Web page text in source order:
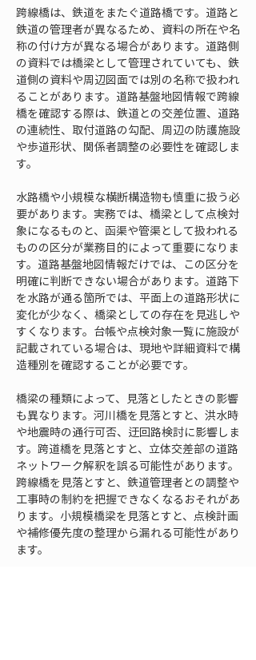
跨線橋は、鉄道をまたぐ道路橋です。道路と
鉄道の管理者が異なるため、資料の所在や名
称の付け方が異なる場合があります。道路側
の資料では橋梁として管理されていても、鉄
道側の資料や周辺図面では別の名称で扱われ
ることがあります。道路基盤地図情報で跨線
橋を確認する際は、鉄道との交差位置、道路
の連続性、取付道路の勾配、周辺の防護施設
や歩道形状、関係者調整の必要性を確認しま
す。
水路橋や小規模な横断構造物も慎重に扱う必
要があります。実務では、橋梁として点検対
象になるものと、函渠や管渠として扱われる
ものの区分が業務目的によって重要になりま
す。道路基盤地図情報だけでは、この区分を
明確に判断できない場合があります。道路下
を水路が通る箇所では、平面上の道路形状に
変化が少なく、橋梁としての存在を見逃しや
すくなります。台帳や点検対象一覧に施設が
記載されている場合は、現地や詳細資料で構
造種別を確認することが必要です。
橋梁の種類によって、見落としたときの影響
も異なります。河川橋を見落とすと、洪水時
や地震時の通行可否、迂回路検討に影響しま
す。跨道橋を見落とすと、立体交差部の道路
ネットワーク解釈を誤る可能性があります。
跨線橋を見落とすと、鉄道管理者との調整や
工事時の制約を把握できなくなるおそれがあ
ります。小規模橋梁を見落とすと、点検計画
や補修優先度の整理から漏れる可能性があり
ます。